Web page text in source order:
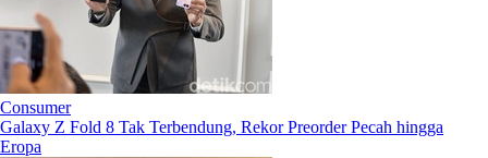
Consumer
Galaxy Z Fold 8 Tak Terbendung, Rekor Preorder Pecah hingga
Eropa